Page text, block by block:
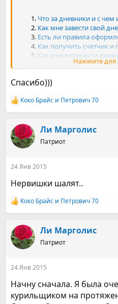
Что за дневники и с чем
Как мне завести свой
Есть ли правила
Как получить счетчик и
Как мне перенести
получить заветную
легко найти мой дневник?
У меня есть
Если вы сорвались
Некоторые тонкости в
Нажмите для
Спасибо)))
Р
е
к
ц
и
Коко Брайс и Петрович 70
Ли Марголис
Патриот
24 Янв 2015
Нервишки шалят..
Р
е
к
ц
и
Коко Брайс и Петрович 70
Ли Марголис
Патриот
24 Янв 2015
Начну сначала. Я была
курильщиком на